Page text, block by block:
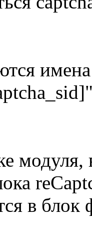
модуля,
в